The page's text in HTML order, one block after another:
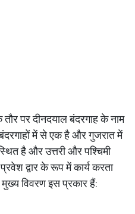
पर दीनदयाल बंदरगाह के नाम
में से एक है और गुजरात में
है और उत्तरी और पश्चिमी
द्वार के रूप में कार्य करता
विवरण इस प्रकार हैं: